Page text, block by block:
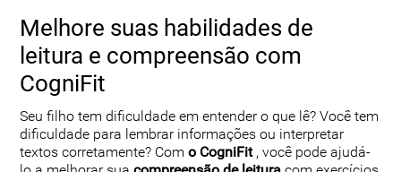
Melhore suas habilidades de
leitura e compreensão com
CogniFit
Seu filho tem dificuldade em entender o que lê? Você tem
dificuldade para lembrar informações ou interpretar
textos corretamente? Como CogniFit, você pode ajudá-